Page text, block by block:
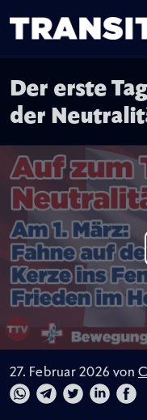
Der erste
der
27. Februar 2026 von